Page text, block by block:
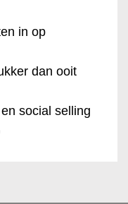
in op
dan ooit
social selling